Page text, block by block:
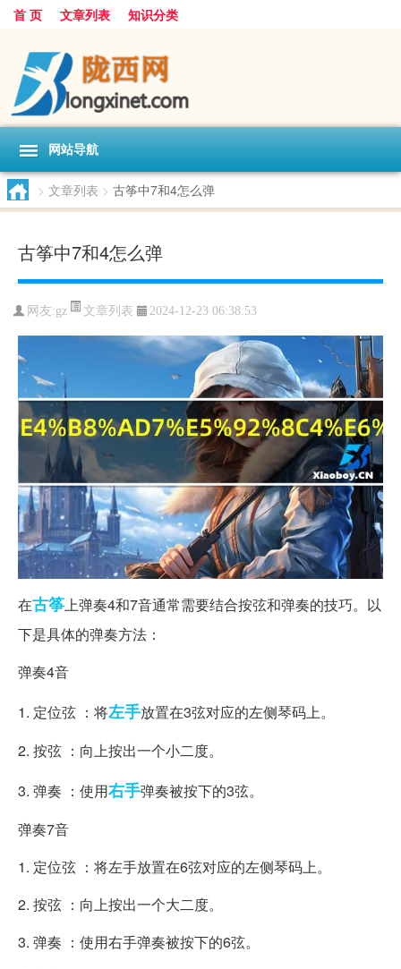
首 页 文章列表 知识分类
网站导航
> 文章列表 > 古筝中7和4怎么弹
古筝中7和4怎么弹
网友:gz 文章列表 2024-12-23 06:38:53
在古筝上弹奏4和7音通常需要结合按弦和弹奏的技巧。以
下是具体的弹奏方法：
弹奏4音
1. 定位弦 ：将左手放置在3弦对应的左侧琴码上。
2. 按弦 ：向上按出一个小二度。
3. 弹奏 ：使用右手弹奏被按下的3弦。
弹奏7音
1. 定位弦 ：将左手放置在6弦对应的左侧琴码上。
2. 按弦 ：向上按出一个大二度。
3. 弹奏 ：使用右手弹奏被按下的6弦。